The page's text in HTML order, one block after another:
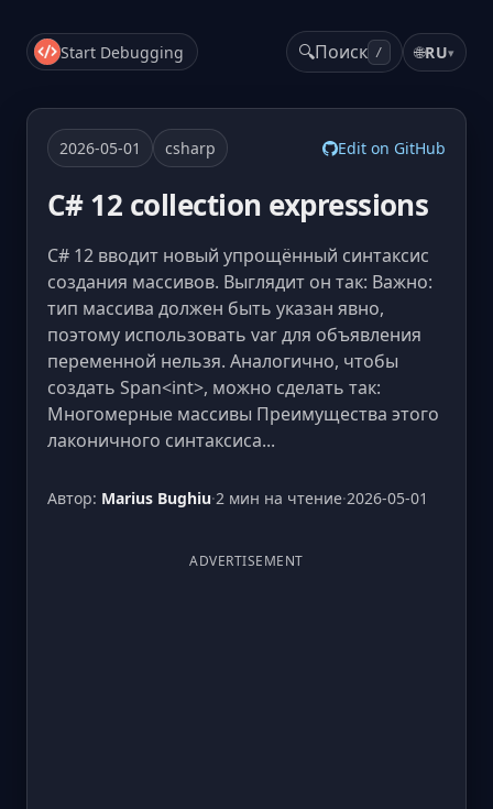
Start Debugging 🔍Поиск / 🌐RU▾
2026-05-01 csharp Edit on GitHub
C# 12 collection expressions
C# 12 вводит новый упрощённый синтаксис
создания массивов. Выглядит он так: Важно:
тип массива должен быть указан явно,
поэтому использовать var для объявления
переменной нельзя. Аналогично, чтобы
создать Span<int>, можно сделать так:
Многомерные массивы Преимущества этого
лаконичного синтаксиса...
Автор: Marius Bughiu·2 мин на чтение·2026-05-01
ADVERTISEMENT